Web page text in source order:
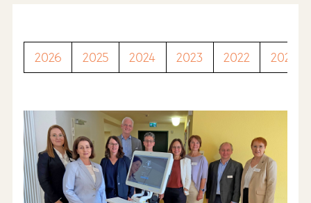
2026 2025 2024 2023 2022 2021